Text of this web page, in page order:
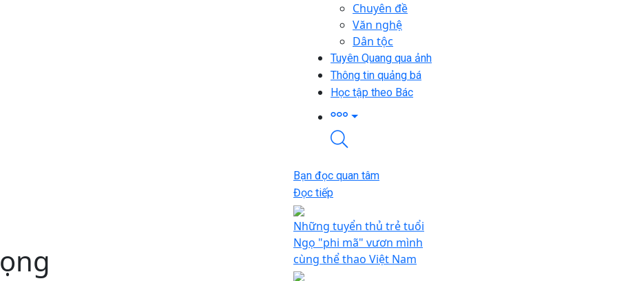
Chuyên đề
Văn nghệ
Dân tộc
Tuyên Quang qua ảnh
Thông tin quảng bá
Học tập theo Bác
Bạn đọc quan tâm
Đọc tiếp
Những tuyển thủ trẻ tuổi
Ngọ "phi mã" vươn mình
cùng thể thao Việt Nam